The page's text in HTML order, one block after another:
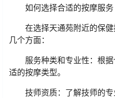
如何选择合适的按摩服务
在选择天通苑附近的保
几个方面：
服务种类和专业性：根
适的按摩类型。
技师资质：了解技师的